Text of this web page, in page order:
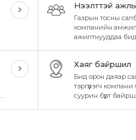
Нээлттэй
Газрын тосны
компанийн
ажилтнууддаа
Хаяг байршил
Бид орон даяар
тэргүүлэгч
суурин бүрт